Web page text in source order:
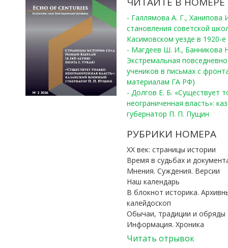
- Галлямова А. Г.,
становления советской
Касимовском уезде в 1920-е
- Магдеев Ш. И., Банникова
Экстремальная
учеников в письмах с
материалам ГА РФ)
- Долгов Е. Б. «Существует
неограниченная власть»:
губернатор П. П. Пущин
РУБРИКИ НОМЕРА
ХХ век: страницы истории
Время в судьбах и
Мнения. Суждения. Версии
Наш календарь
В блокнот историка.
калейдоскоп
Обычаи, традиции и обряды
Информация. Хроника
Читать отрывок